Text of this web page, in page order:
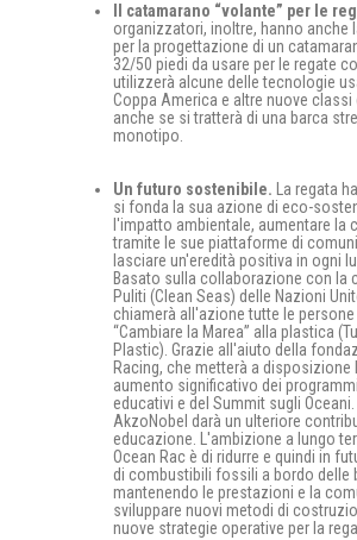
Il catamarano “volante” per le
organizzatori, inoltre, hanno anche
per la progettazione di un
32/50 piedi da usare per le regate
utilizzerà alcune delle tecnologie
Coppa America e altre nuove classi
anche se si tratterà di una barca
monotipo.
Un futuro sostenibile. La regata
si fonda la sua azione di eco-
l'impatto ambientale, aumentare la
tramite le sue piattaforme di
lasciare un'eredità positiva in ogni
Basato sulla collaborazione con la
Puliti (Clean Seas) delle Nazioni
chiamerà all'azione tutte le
“Cambiare la Marea” alla plastica
Plastic). Grazie all'aiuto della
Racing, che metterà a disposizione
aumento significativo dei
educativi e del Summit sugli
AkzoNobel darà un ulteriore
educazione. L'ambizione a lungo
Ocean Rac è di ridurre e quindi in
di combustibili fossili a bordo delle
mantenendo le prestazioni e la
sviluppare nuovi metodi di
nuove strategie operative per la